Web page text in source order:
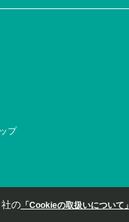
プ
の「Cookieの取扱いについて」